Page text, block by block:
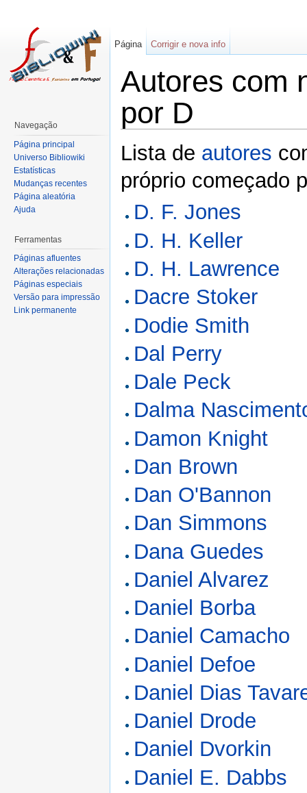
Autores com
por D
Lista de autores
próprio começado
D. F. Jones
D. H. Keller
D. H. Lawrence
Dacre Stoker
Dodie Smith
Dal Perry
Dale Peck
Dalma
Damon Knight
Dan Brown
Dan O'Bannon
Dan Simmons
Dana Guedes
Daniel Alvarez
Daniel Borba
Daniel Camacho
Daniel Defoe
Daniel Dias
Daniel Drode
Daniel Dvorkin
Daniel E. Dabbs
Página Corrigir e nova info
Navegação
Página principal
Universo Bibliowiki
Estatísticas
Mudanças recentes
Página aleatória
Ajuda
Ferramentas
Páginas afluentes
Alterações relacionadas
Páginas especiais
Versão para impressão
Link permanente